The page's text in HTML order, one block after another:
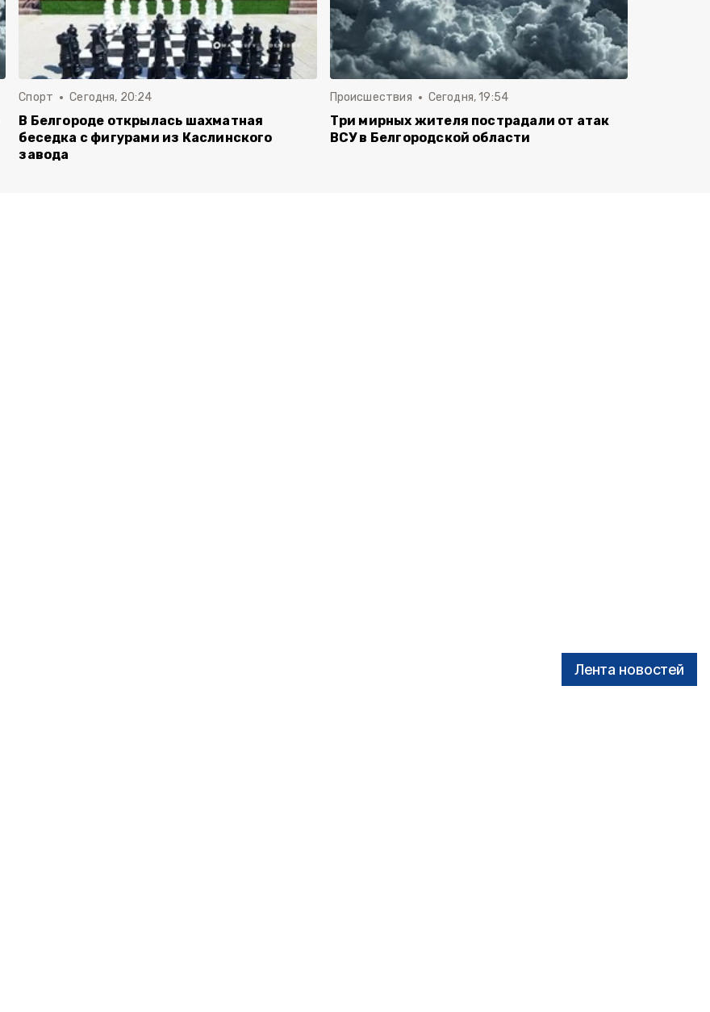
Лента новостей
Спорт Сегодня, 20:24
В Белгороде открылась шахматная
беседка с фигурами из Каслинского
завода
Происшествия Сегодня, 19:54
Три мирных жителя пострадали от атак
ВСУ в Белгородской области